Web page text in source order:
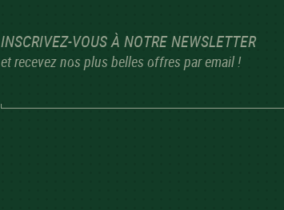
INSCRIVEZ-VOUS À NOTRE NEWSLETTER
et recevez nos plus belles offres par email !